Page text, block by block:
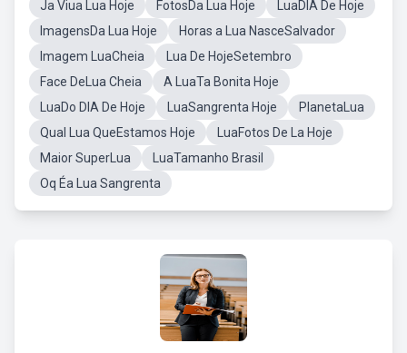
Ja Viua Lua Hoje FotosDa Lua Hoje
LuaDIA De Hoje
ImagensDa Lua Hoje
Horas a Lua NasceSalvador
Imagem LuaCheia
Lua De HojeSetembro
Face DeLua Cheia
A LuaTa Bonita Hoje
LuaDo DIA De Hoje
LuaSangrenta Hoje
PlanetaLua
Qual Lua QueEstamos Hoje
LuaFotos De La Hoje
Maior SuperLua
LuaTamanho Brasil
Oq Éa Lua Sangrenta